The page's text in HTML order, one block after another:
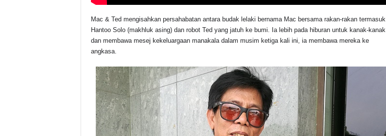
Mac & Ted mengisahkan persahabatan antara budak lelaki bernama Mac bersama rakan-rakan termasuk
Hantoo Solo (makhluk asing) dan robot Ted yang jatuh ke bumi. Ia lebih pada hiburan untuk kanak-kanak
dan membawa mesej kekeluargaan manakala dalam musim ketiga kali ini, ia membawa mereka ke
angkasa.